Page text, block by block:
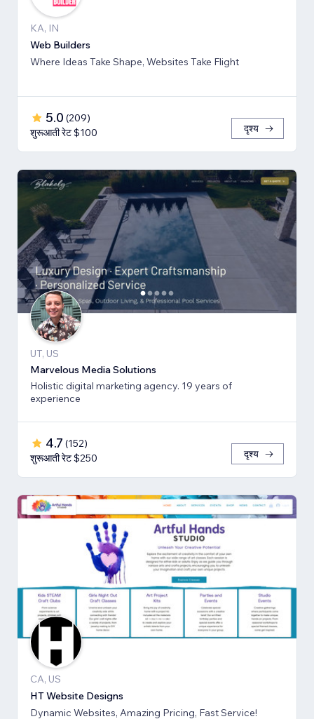
KA, IN
Web Builders
Where Ideas Take Shape, Websites Take Flight
5.0 (209)
शुरूआती रेट $100
दृश्य
UT, US
Marvelous Media Solutions
Holistic digital marketing agency. 19 years of
experience
4.7 (152)
शुरूआती रेट $250
दृश्य
CA, US
HT Website Designs
Dynamic Websites, Amazing Pricing, Fast Service!